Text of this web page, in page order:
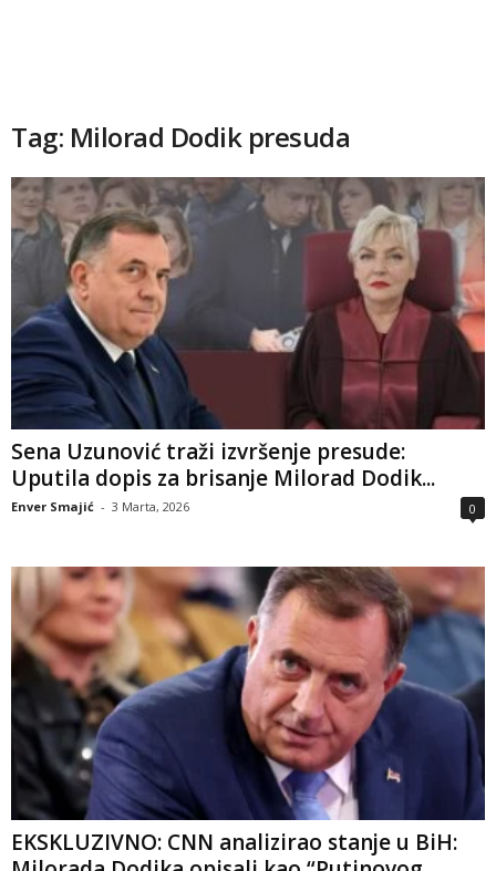
Tag: Milorad Dodik presuda
Sena Uzunović traži izvršenje presude:
Uputila dopis za brisanje Milorad Dodik...
Enver Smajić - 3 Marta, 2026 0
EKSKLUZIVNO: CNN analizirao stanje u BiH: